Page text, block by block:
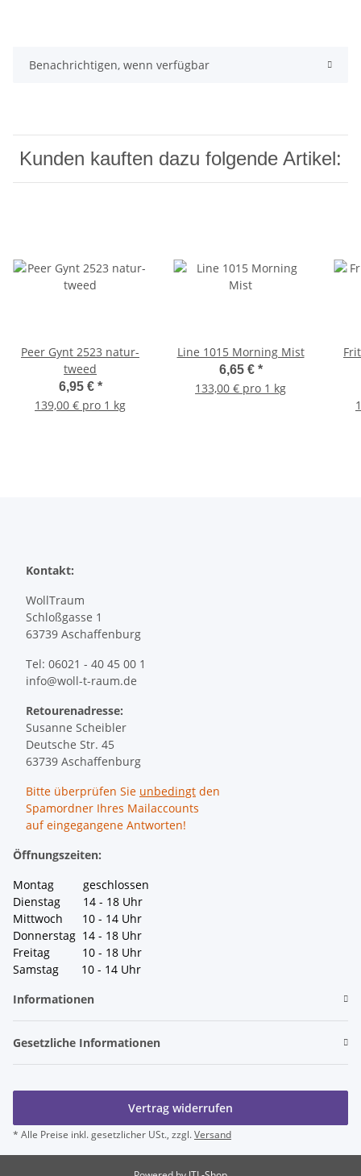
Benachrichtigen, wenn verfügbar
Kunden kauften dazu folgende Artikel:
Peer Gynt 2523 natur-
tweed
6,95 € *
139,00 € pro 1 kg
Line 1015 Morning Mist
6,65 € *
133,00 € pro 1 kg
Kontakt:
WollTraum
Schloßgasse 1
63739 Aschaffenburg
Tel: 06021 - 40 45 00 1
info@woll-t-raum.de
Retourenadresse:
Susanne Scheibler
Deutsche Str. 45
63739 Aschaffenburg
Bitte überprüfen Sie unbedingt den
Spamordner Ihres Mailaccounts
auf eingegangene Antworten!
Öffnungszeiten:
Montag geschlossen
Dienstag 14 - 18 Uhr
Mittwoch 10 - 14 Uhr
Donnerstag 14 - 18 Uhr
Freitag 10 - 18 Uhr
Samstag 10 - 14 Uhr
Informationen
Gesetzliche Informationen
Vertrag widerrufen
* Alle Preise inkl. gesetzlicher USt., zzgl.Versand